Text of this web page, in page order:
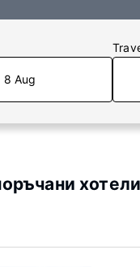
8 Aug